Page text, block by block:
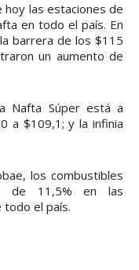
hoy las estaciones de
en todo el país. En
barrera de los $115
un aumento de
Nafta Súper está a
a $109,1; y la infinia
los combustibles
de 11,5% en las
todo el país.